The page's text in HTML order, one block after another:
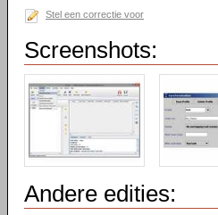
Stel een correctie voor
Screenshots:
Andere edities: